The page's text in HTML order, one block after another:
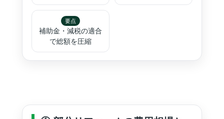
要点
補助金・減税の適合
で総額を圧縮